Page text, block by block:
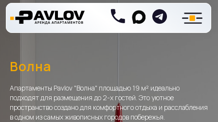
Волна
Апартаменты Pavlov "Волна" площадью 19 м² идеально
подходят для размещения до 2-х гостей. Это уютное
пространство создано для комфортного отдыха и расслабления
в одном из самых живописных городов побережья.